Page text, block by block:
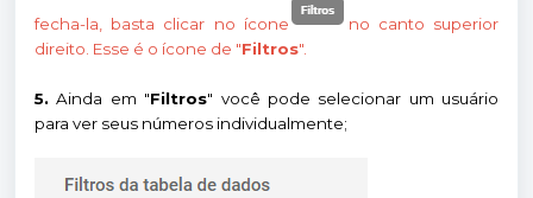
fecha-la, basta clicar no ícone
no canto superior
direito. Esse é o ícone de "Filtros".
5. Ainda em "Filtros" você pode selecionar um usuário
para ver seus números individualmente;